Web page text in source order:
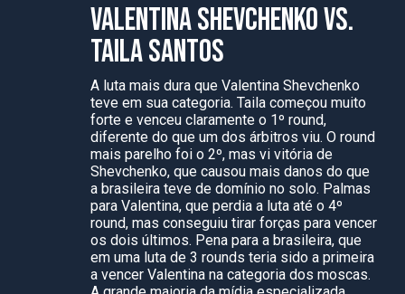
VALENTINA SHEVCHENKO VS.
TAILA SANTOS
A luta mais dura que Valentina Shevchenko
teve em sua categoria. Taila começou muito
forte e venceu claramente o 1º round,
diferente do que um dos árbitros viu. O round
mais parelho foi o 2º, mas vi vitória de
Shevchenko, que causou mais danos do que
a brasileira teve de domínio no solo. Palmas
para Valentina, que perdia a luta até o 4º
round, mas conseguiu tirar forças para vencer
os dois últimos. Pena para a brasileira, que
em uma luta de 3 rounds teria sido a primeira
a vencer Valentina na categoria dos moscas.